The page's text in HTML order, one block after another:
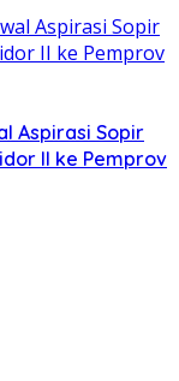
Aspirasi Sopir
II ke Pemprov